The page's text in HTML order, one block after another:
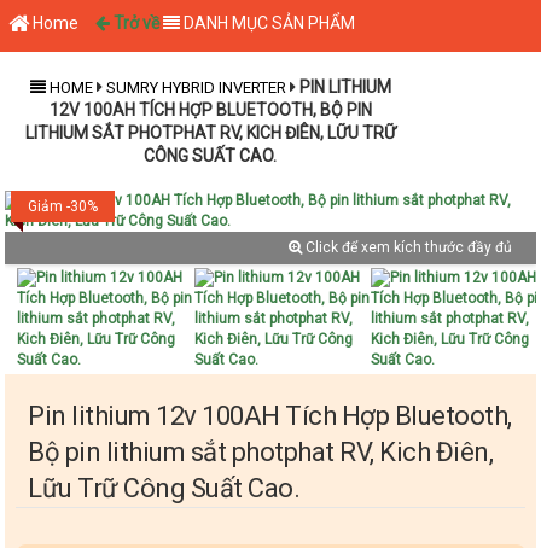
Home Trở về DANH MỤC SẢN PHẨM
HOME SUMRY HYBRID INVERTER PIN LITHIUM
12V 100AH TÍCH HỢP BLUETOOTH, BỘ PIN
LITHIUM SẮT PHOTPHAT RV, KICH ĐIÊN, LỮU TRỮ
CÔNG SUẤT CAO.
Giảm -30%
Click để xem kích thước đầy đủ
Pin lithium 12v 100AH Tích Hợp Bluetooth,
Bộ pin lithium sắt photphat RV, Kich Điên,
Lữu Trữ Công Suất Cao.